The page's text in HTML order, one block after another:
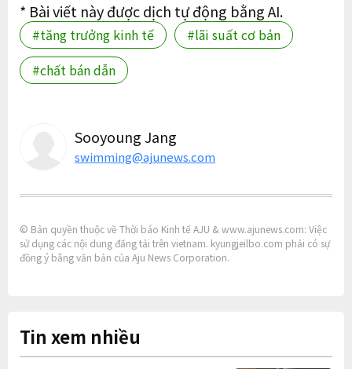
* Bài viết này được dịch tự động bằng AI.
#tăng trưởng kinh tế
#lãi suất cơ bản
#chất bán dẫn
Sooyoung Jang
swimming@ajunews.com
© Bản quyền thuộc về Thời báo Kinh tế AJU & www.ajunews.com: Việc
sử dụng các nội dung đăng tải trên vietnam. kyungjeilbo.com phải có sự
đồng ý bằng văn bản của Aju News Corporation.
Tin xem nhiều